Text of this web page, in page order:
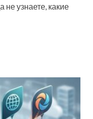
не узнаете, какие